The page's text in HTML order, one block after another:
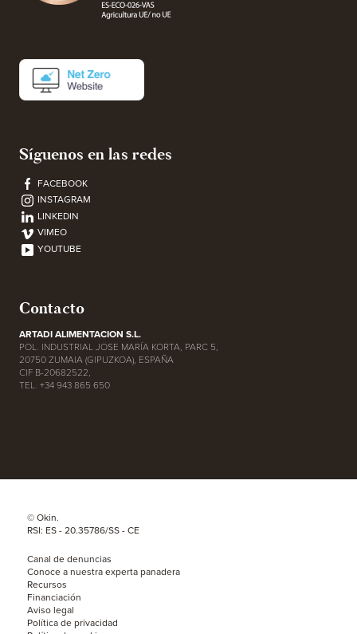
Síguenos en las redes
FACEBOOK
INSTAGRAM
LINKEDIN
VIMEO
YOUTUBE
Contacto
ARTADI ALIMENTACION S.L.
POL. INDUSTRIAL JOSE MARÍA KORTA, PARC 5,
20750 ZUMAIA (GIPUZKOA), ESPAÑA
CIF B-20682522,
TEL. +34 943 865 650
© Okin.
RSI: ES - 20.35786/SS - CE
Canal de denuncias
Conoce a nuestra experta panadera
Recursos
Financiación
Aviso legal
Política de privacidad